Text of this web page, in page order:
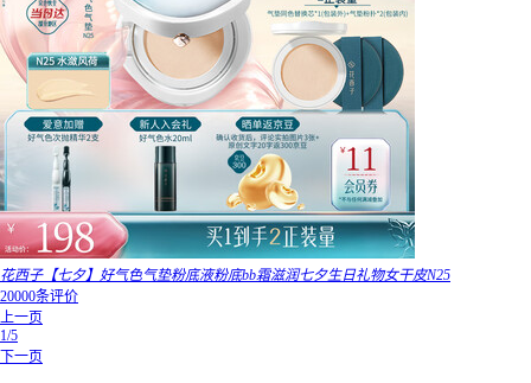
花西子【七夕】好气色气垫粉底液粉底bb霜滋润七夕生日礼物女干皮N25
20000条评价
上一页
1/5
下一页